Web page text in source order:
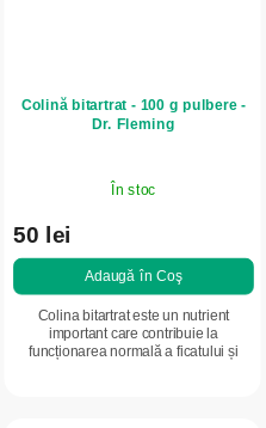
Colină bitartrat - 100 g pulbere -
Dr. Fleming
În stoc
50 lei
Adaugă în Coş
Colina bitartrat este un nutrient
important care contribuie la
funcționarea normală a ficatului și